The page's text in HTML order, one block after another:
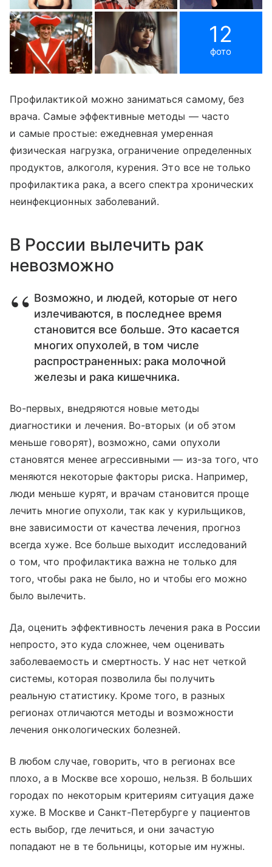
12
фото
Профилактикой можно заниматься самому, без
врача. Самые эффективные методы — часто
и самые простые: ежедневная умеренная
физическая нагрузка, ограничение определенных
продуктов, алкоголя, курения. Это все не только
профилактика рака, а всего спектра хронических
неинфекционных заболеваний.
В России вылечить рак
невозможно
Возможно, и людей, которые от него
излечиваются, в последнее время
становится все больше. Это касается
многих опухолей, в том числе
распространенных: рака молочной
железы и рака кишечника.
Во-первых, внедряются новые методы
диагностики и лечения. Во-вторых (и об этом
меньше говорят), возможно, сами опухоли
становятся менее агрессивными — из-за того, что
меняются некоторые факторы риска. Например,
люди меньше курят, и врачам становится проще
лечить многие опухоли, так как у курильщиков,
вне зависимости от качества лечения, прогноз
всегда хуже. Все больше выходит исследований
о том, что профилактика важна не только для
того, чтобы рака не было, но и чтобы его можно
было вылечить.
Да, оценить эффективность лечения рака в России
непросто, это куда сложнее, чем оценивать
заболеваемость и смертность. У нас нет четкой
системы, которая позволила бы получить
реальную статистику. Кроме того, в разных
регионах отличаются методы и возможности
лечения онкологических болезней.
В любом случае, говорить, что в регионах все
плохо, а в Москве все хорошо, нельзя. В больших
городах по некоторым критериям ситуация даже
хуже. В Москве и Санкт-Петербурге у пациентов
есть выбор, где лечиться, и они зачастую
попадают не в те больницы, которые им нужны.